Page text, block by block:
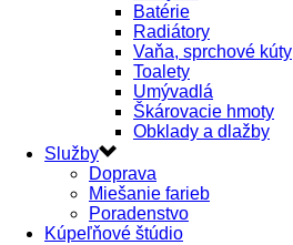
Batérie
Radiátory
Vaňa, sprchové kúty
Toalety
Umývadlá
Škárovacie hmoty
Obklady a dlažby
Služby
Doprava
Miešanie farieb
Poradenstvo
Kúpeľňové štúdio